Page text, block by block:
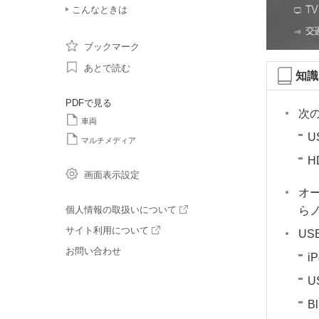
こんなときは
ブックマーク
あとで読む
PDFで見る
車両
マルチメディア
画面表示設定
個人情報の取扱いについて
サイト利用について
お問い合わせ
知識
次
オ
ら